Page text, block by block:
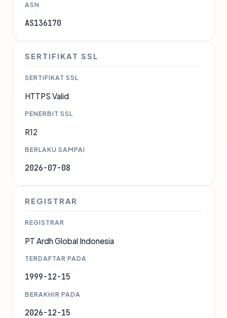
ASN
AS136170
SERTIFIKAT SSL
SERTIFIKAT SSL
HTTPS Valid
PENERBIT SSL
R12
BERLAKU SAMPAI
2026-07-08
REGISTRAR
REGISTRAR
PT Ardh Global Indonesia
TERDAFTAR PADA
1999-12-15
BERAKHIR PADA
2026-12-15